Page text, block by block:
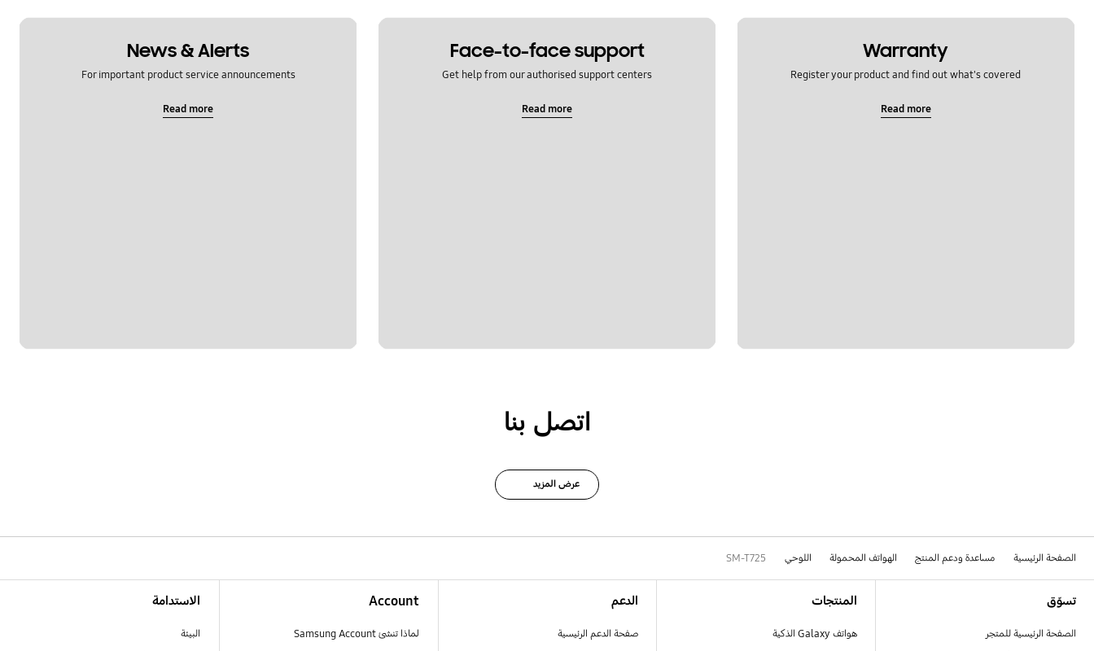
Warranty
Register your product and find out what's covered
Read more
Face-to-face support
Get help from our authorised support centers
Read more
News & Alerts
For important product service announcements
Read more
اتصل بنا
عرض المزيد
الصفحة الرئيسية مساعدة ودعم المنتج الهواتف المحمولة اللوحي SM-T725
تسوّق
الصفحة الرئيسية للمتجر
المنتجات
هواتف Galaxy الذكية
الدعم
صفحة الدعم الرئيسية
Account
لماذا تنشئ Samsung Account
الاستدامة
البيئة